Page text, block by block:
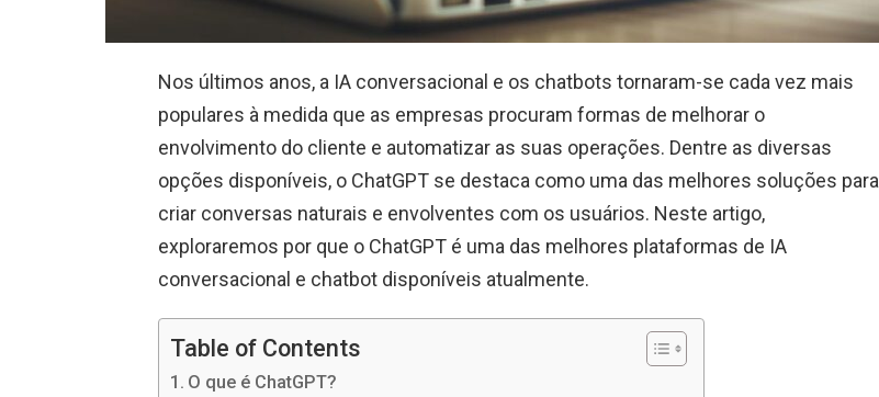
Nos últimos anos, a IA conversacional e os chatbots tornaram-se cada vez mais
populares à medida que as empresas procuram formas de melhorar o
envolvimento do cliente e automatizar as suas operações. Dentre as diversas
opções disponíveis, o ChatGPT se destaca como uma das melhores soluções para
criar conversas naturais e envolventes com os usuários. Neste artigo,
exploraremos por que o ChatGPT é uma das melhores plataformas de IA
conversacional e chatbot disponíveis atualmente.
Table of Contents
O que é ChatGPT?